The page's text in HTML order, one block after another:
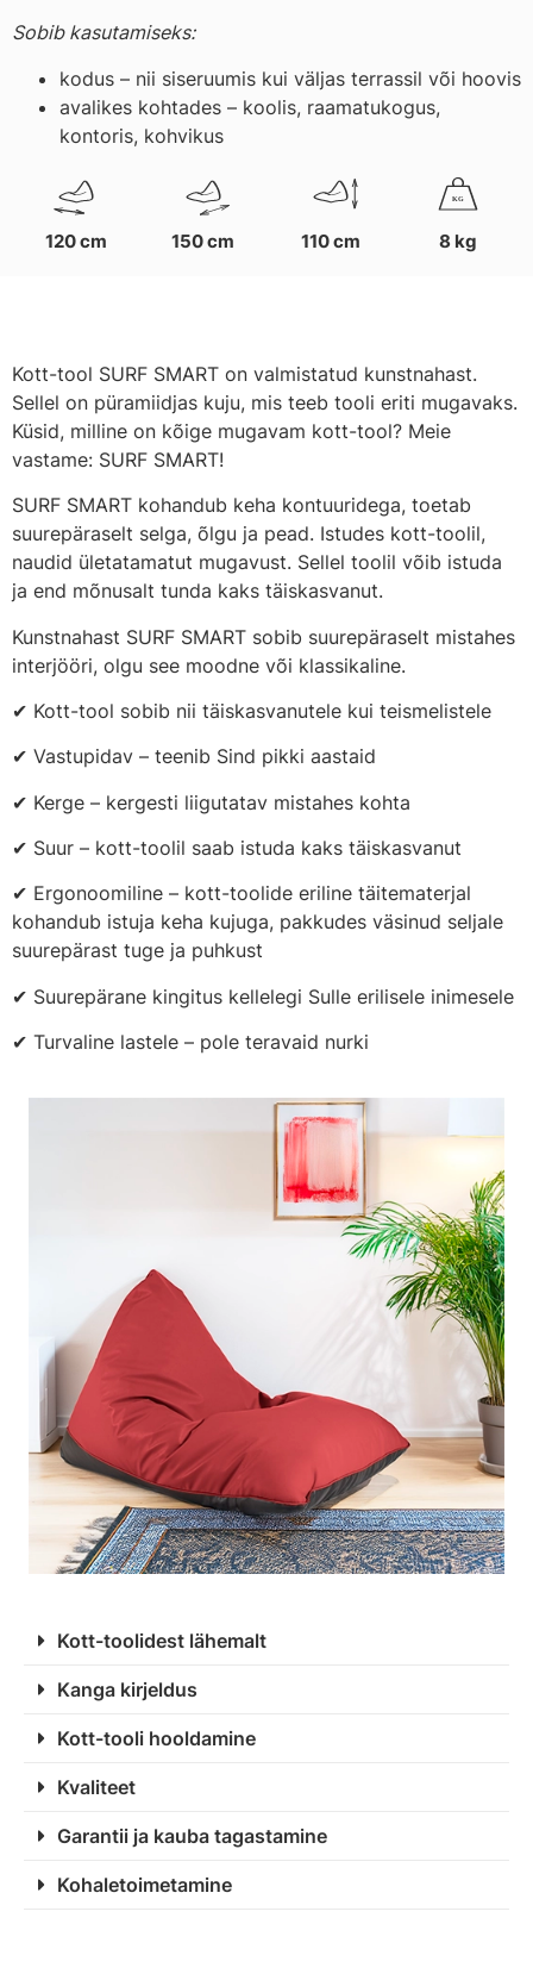
Sobib kasutamiseks:
kodus – nii siseruumis kui väljas terrassil või hoovis
avalikes kohtades – koolis, raamatukogus,
kontoris, kohvikus
120 cm 150 cm 110 cm
KG
8 kg
Kott-tool SURF SMART on valmistatud kunstnahast.
Sellel on püramiidjas kuju, mis teeb tooli eriti mugavaks.
Küsid, milline on kõige mugavam kott-tool? Meie
vastame: SURF SMART!
SURF SMART kohandub keha kontuuridega, toetab
suurepäraselt selga, õlgu ja pead. Istudes kott-toolil,
naudid ületatamatut mugavust. Sellel toolil võib istuda
ja end mõnusalt tunda kaks täiskasvanut.
Kunstnahast SURF SMART sobib suurepäraselt mistahes
interjööri, olgu see moodne või klassikaline.
✔ Kott-tool sobib nii täiskasvanutele kui teismelistele
✔ Vastupidav – teenib Sind pikki aastaid
✔ Kerge – kergesti liigutatav mistahes kohta
✔ Suur – kott-toolil saab istuda kaks täiskasvanut
✔ Ergonoomiline – kott-toolide eriline täitematerjal
kohandub istuja keha kujuga, pakkudes väsinud seljale
suurepärast tuge ja puhkust
✔ Suurepärane kingitus kellelegi Sulle erilisele inimesele
✔ Turvaline lastele – pole teravaid nurki
Kott-toolidest lähemalt
Kanga kirjeldus
Kott-tooli hooldamine
Kvaliteet
Garantii ja kauba tagastamine
Kohaletoimetamine